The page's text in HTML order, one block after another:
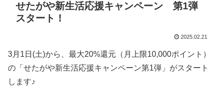
せたがや新生活応援キャンペーン 第1弾
スタート！
2025.02.21
3月1日(土)から、最大20%還元（月上限10,000ポイント）
の「せたがや新生活応援キャンペーン第1弾」がスタート
します♪